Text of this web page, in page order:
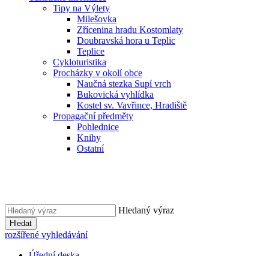
Tipy na Výlety
Milešovka
Zřícenina hradu Kostomlaty
Doubravská hora u Teplic
Teplice
Cykloturistika
Procházky v okolí obce
Naučná stezka Supí vrch
Bukovická vyhlídka
Kostel sv. Vavřince, Hradiště
Propagační předměty
Pohlednice
Knihy
Ostatní
Hledaný výraz
Hledat
rozšířené vyhledávání